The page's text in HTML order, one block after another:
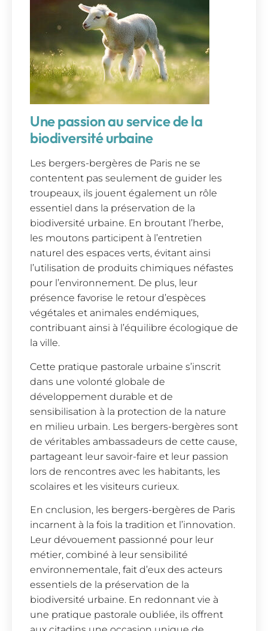
Une passion au service de la
biodiversité urbaine
Les bergers-bergères de Paris ne se
contentent pas seulement de guider les
troupeaux, ils jouent également un rôle
essentiel dans la préservation de la
biodiversité urbaine. En broutant l’herbe,
les moutons participent à l’entretien
naturel des espaces verts, évitant ainsi
l’utilisation de produits chimiques néfastes
pour l’environnement. De plus, leur
présence favorise le retour d’espèces
végétales et animales endémiques,
contribuant ainsi à l’équilibre écologique de
la ville.
Cette pratique pastorale urbaine s’inscrit
dans une volonté globale de
développement durable et de
sensibilisation à la protection de la nature
en milieu urbain. Les bergers-bergères sont
de véritables ambassadeurs de cette cause,
partageant leur savoir-faire et leur passion
lors de rencontres avec les habitants, les
scolaires et les visiteurs curieux.
En cnclusion, les bergers-bergères de Paris
incarnent à la fois la tradition et l’innovation.
Leur dévouement passionné pour leur
métier, combiné à leur sensibilité
environnementale, fait d’eux des acteurs
essentiels de la préservation de la
biodiversité urbaine. En redonnant vie à
une pratique pastorale oubliée, ils offrent